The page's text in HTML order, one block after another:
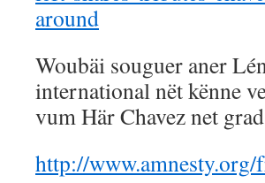
around
Woubäi souguer aner
international nët kënne
vum Här Chavez net
http://